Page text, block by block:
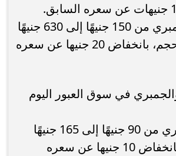
تراوح سعر الجمبري من 150 جنيهًا إلى 630 جنيهًا
للكيلو حسب الحجم، بانخفاض 20 جنيها عن سعره
في سوق العبور اليوم
تراوح سعر البوري من 90 جنيهًا إلى 165 جنيهًا
حسب الحجم، بانخفاض 10 جنيها عن سعره